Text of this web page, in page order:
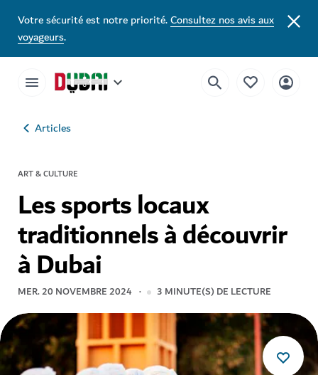
Votre sécurité est notre priorité.Consultez nos avis aux
voyageurs.
Articles
ART & CULTURE
Les sports locaux
traditionnels à découvrir
à Dubai
MER. 20 NOVEMBRE 2024 3 MINUTE(S) DE LECTURE